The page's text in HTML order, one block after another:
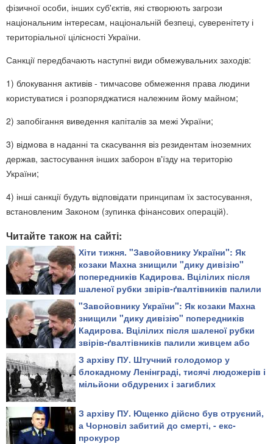
фізичної особи, інших суб'єктів, які створюють загрози
національним інтересам, національній безпеці, суверенітету і
територіальної цілісності України.
Санкції передбачають наступні види обмежувальних заходів:
1) блокування активів - тимчасове обмеження права людини
користуватися і розпоряджатися належним йому майном;
2) запобігання виведення капіталів за межі України;
3) відмова в наданні та скасування віз резидентам іноземних
держав, застосування інших заборон в'їзду на територію
України;
4) інші санкції будуть відповідати принципам їх застосування,
встановленим Законом (зупинка фінансових операцій).
Читайте також на сайті:
Хіти тижня. "Завойовнику України": Як
козаки Махна знищили "дику дивізію"
попередників Кадирова. Вцілілих після
шаленої рубки звірів-ґвалтівників палили
живцем або повільно рубали на дрібні
шматки
"Завойовнику України": Як козаки Махна
знищили "дику дивізію" попередників
Кадирова. Вцілілих після шаленої рубки
звірів-ґвалтівників палили живцем або
повільно рубали на дрібні шматки
З архіву ПУ. Штучний голодомор у
блокадному Ленінграді, тисячі людожерів і
мільйони обдурених і загиблих
З архіву ПУ. Ющенко дійсно був отруєний,
а Чорновіл забитий до смерті, - екс-
прокурор